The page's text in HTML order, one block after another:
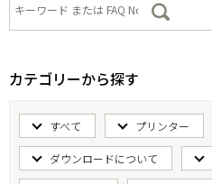
カテゴリーから探す
すべて プリンター
ダウンロードについて